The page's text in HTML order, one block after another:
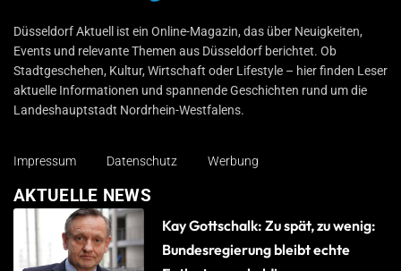
Düsseldorf Aktuell
Düsseldorf Aktuell ist ein Online-Magazin, das über Neuigkeiten,
Events und relevante Themen aus Düsseldorf berichtet. Ob
Stadtgeschehen, Kultur, Wirtschaft oder Lifestyle – hier finden Leser
aktuelle Informationen und spannende Geschichten rund um die
Landeshauptstadt Nordrhein-Westfalens.
Impressum Datenschutz Werbung
AKTUELLE NEWS
Kay Gottschalk: Zu spät, zu wenig:
Bundesregierung bleibt echte